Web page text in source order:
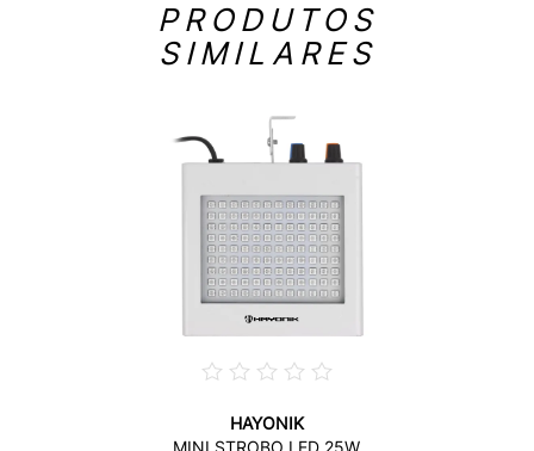
PRODUTOS
SIMILARES
HAYONIK
MINI STROBO LED 25W